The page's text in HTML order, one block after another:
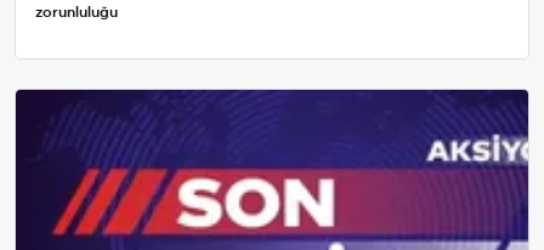
zorunluluğu